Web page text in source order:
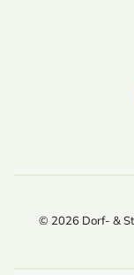
© 2026 Dorf- &